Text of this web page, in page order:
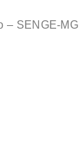
– SENGE-MG